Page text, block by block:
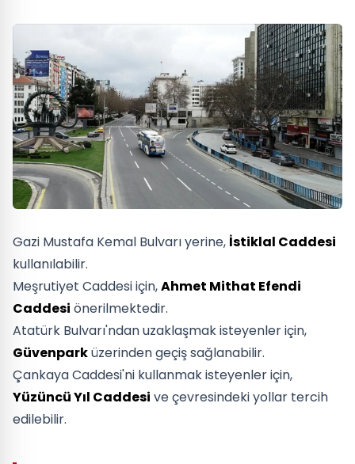
Gazi Mustafa Kemal Bulvarı yerine, İstiklal Caddesi
kullanılabilir.
Meşrutiyet Caddesi için,Ahmet Mithat Efendi
Caddesi önerilmektedir.
Atatürk Bulvarı'ndan uzaklaşmak isteyenler için,
Güvenparküzerinden geçiş sağlanabilir.
Çankaya Caddesi'ni kullanmak isteyenler için,
Yüzüncü Yıl Caddesi ve çevresindeki yollar tercih
edilebilir.